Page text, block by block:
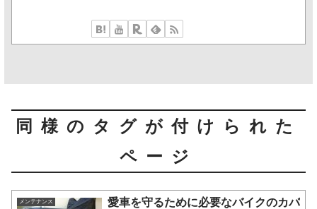
同様のタグが付けられた
ページ
メンテナンス
愛車を守るために必要なバイクのカバ